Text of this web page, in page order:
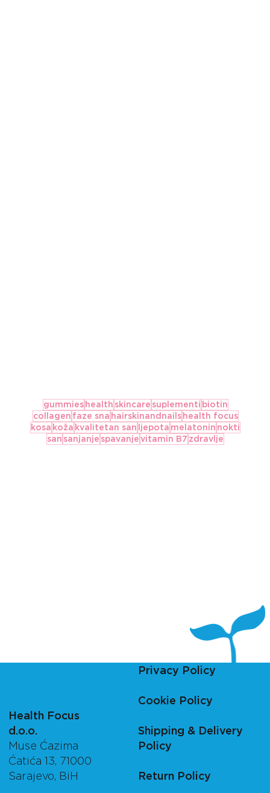
gummies health skincare suplementi biotin
collagen faze sna hairskinandnails health focus
kosa koža kvalitetan san ljepota melatonin nokti
san sanjanje spavanje vitamin B7 zdravlje
Health Focus
d.o.o.
Muse Ćazima
Ćatića 13, 71000
Sarajevo, BiH
Privacy Policy
Cookie Policy
Shipping & Delivery
Policy
Return Policy